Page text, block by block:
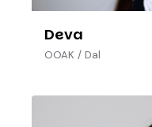
Deva
OOAK / Dal